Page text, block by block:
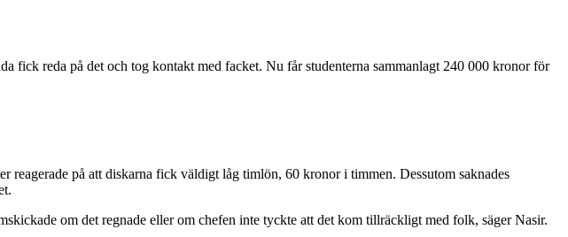
fick reda på det och tog kontakt med facket. Nu får studenterna sammanlagt 240 000 kronor för
reagerade på att diskarna fick väldigt låg timlön, 60 kronor i timmen. Dessutom saknades
om det regnade eller om chefen inte tyckte att det kom tillräckligt med folk, säger Nasir.